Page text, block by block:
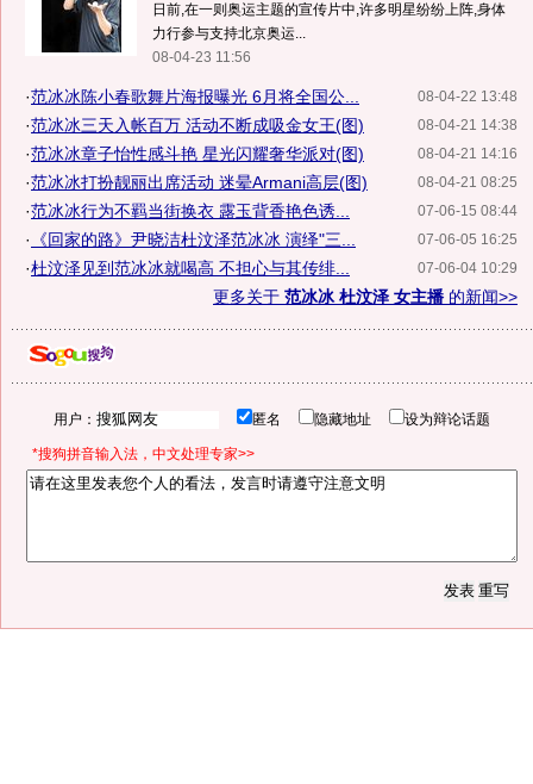
日前,在一则奥运主题的宣传片中,许多明星纷纷上阵,身体
力行参与支持北京奥运...
08-04-23 11:56
08-04-22 13:48
·范冰冰陈小春歌舞片海报曝光 6月将全国公...
08-04-21 14:38
·范冰冰三天入帐百万 活动不断成吸金女王(图)
08-04-21 14:16
·范冰冰章子怡性感斗艳 星光闪耀奢华派对(图)
08-04-21 08:25
·范冰冰打扮靓丽出席活动 迷晕Armani高层(图)
07-06-15 08:44
·范冰冰行为不羁当街换衣 露玉背香艳色诱...
07-06-05 16:25
· 《回家的路》尹晓洁杜汶泽范冰冰 演绎"三...
07-06-04 10:29
·杜汶泽见到范冰冰就喝高 不担心与其传绯...
更多关于 范冰冰 杜汶泽 女主播 的新闻>>
用户： 匿名 隐藏地址 设为辩论话题
*搜狗拼音输入法，中文处理专家>>